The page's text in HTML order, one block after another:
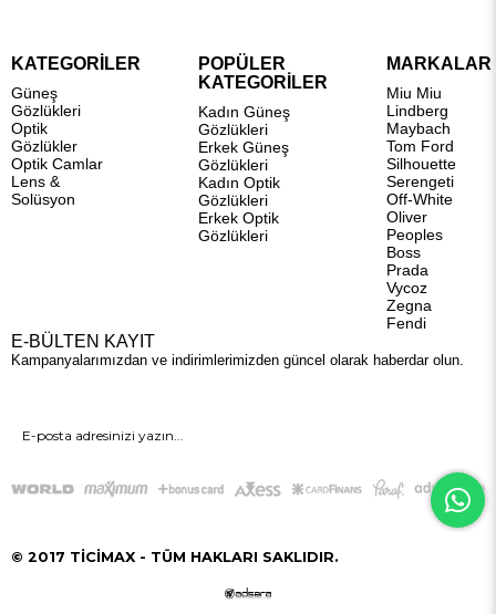
KATEGORİLER
Güneş
Gözlükleri
Optik
Gözlükler
Optik Camlar
Lens &
Solüsyon
POPÜLER
KATEGORİLER
Kadın Güneş
Gözlükleri
Erkek Güneş
Gözlükleri
Kadın Optik
Gözlükleri
Erkek Optik
Gözlükleri
MARKALAR
Miu Miu
Lindberg
Maybach
Tom Ford
Silhouette
Serengeti
Off-White
Oliver
Peoples
Boss
Prada
Vycoz
Zegna
Fendi
E-BÜLTEN KAYIT
Kampanyalarımızdan ve indirimlerimizden güncel olarak haberdar olun.
GÖNDER
© 2017 TİCİMAX - TÜM HAKLARI SAKLIDIR.